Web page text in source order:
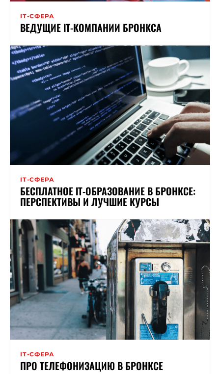
ІТ-СФЕРА
ВЕДУЩИЕ ІТ-КОМПАНИИ БРОНКСА
ІТ-СФЕРА
БЕСПЛАТНОЕ ІТ-ОБРАЗОВАНИЕ В БРОНКСЕ:
ПЕРСПЕКТИВЫ И ЛУЧШИЕ КУРСЫ
ІТ-СФЕРА
ПРО ТЕЛЕФОНИЗАЦИЮ В БРОНКСЕ